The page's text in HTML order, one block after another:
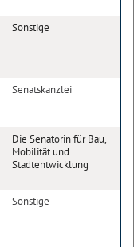
Sonstige
Senatskanzlei
Die Senatorin für Bau,
Mobilität und
Stadtentwicklung
Sonstige